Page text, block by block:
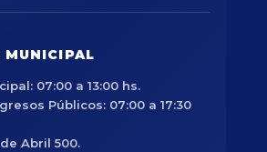
07:00 a 13:00 hs.
Públicos: 07:00 a 17:30
Abril 500.